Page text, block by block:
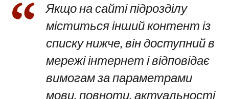
Якщо на сайті підрозділу
міститься інший контент із
списку нижче, він доступний в
мережі інтернет і відповідає
вимогам за параметрами
мови, повноти, актуальності